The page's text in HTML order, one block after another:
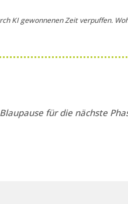
KI gewonnenen Zeit verpuffen.
für die nächste